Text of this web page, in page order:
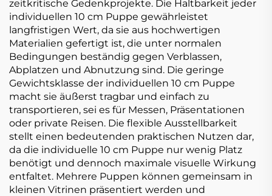
zeitkritische Gedenkprojekte. Die Haltbarkeit jeder
individuellen 10 cm Puppe gewährleistet
langfristigen Wert, da sie aus hochwertigen
Materialien gefertigt ist, die unter normalen
Bedingungen beständig gegen Verblassen,
Abplatzen und Abnutzung sind. Die geringe
Gewichtsklasse der individuellen 10 cm Puppe
macht sie äußerst tragbar und einfach zu
transportieren, sei es für Messen, Präsentationen
oder private Reisen. Die flexible Ausstellbarkeit
stellt einen bedeutenden praktischen Nutzen dar,
da die individuelle 10 cm Puppe nur wenig Platz
benötigt und dennoch maximale visuelle Wirkung
entfaltet. Mehrere Puppen können gemeinsam in
kleinen Vitrinen präsentiert werden und